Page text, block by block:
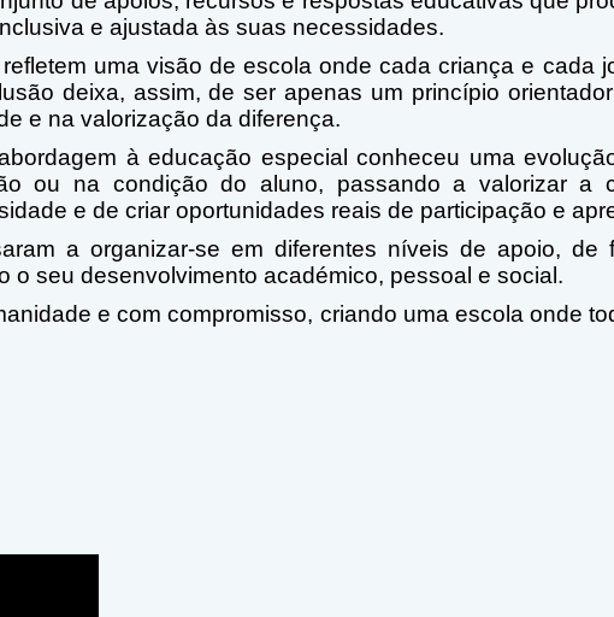
e ajustada às suas necessidades.
uma visão de escola onde cada criança e cada
deixa, assim, de ser apenas um princípio
e na valorização da diferença.
à educação especial conheceu uma
ou na condição do aluno, passando a valorizar a
e de criar oportunidades reais de participação e
a organizar-se em diferentes níveis de apoio, de
seu desenvolvimento académico, pessoal e social.
e com compromisso, criando uma escola onde